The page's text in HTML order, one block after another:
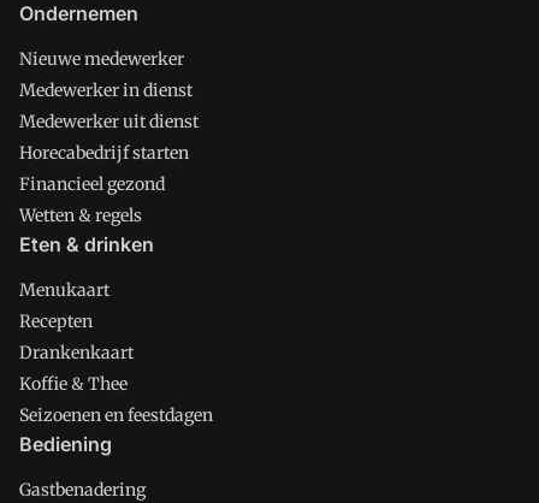
Ondernemen
Nieuwe medewerker
Medewerker in dienst
Medewerker uit dienst
Horecabedrijf starten
Financieel gezond
Wetten & regels
Eten & drinken
Menukaart
Recepten
Drankenkaart
Koffie & Thee
Seizoenen en feestdagen
Bediening
Gastbenadering